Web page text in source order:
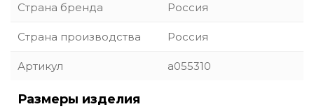
Страна бренда Россия
Страна производства Россия
Артикул a055310
Размеры изделия